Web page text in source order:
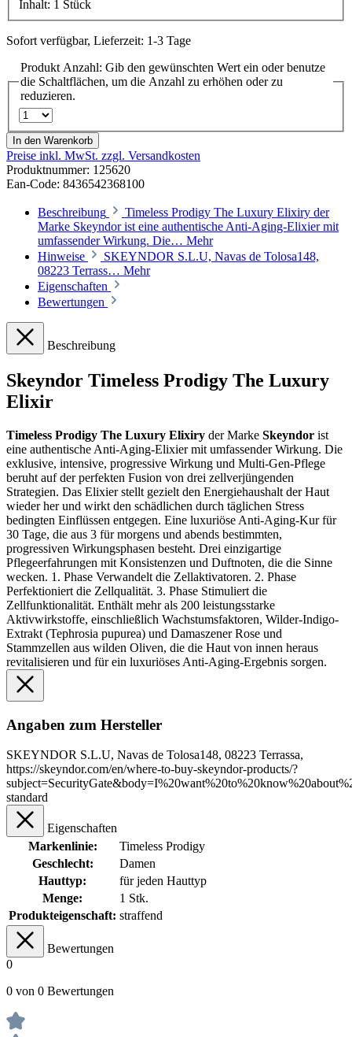
Inhalt: 1 Stück
Sofort verfügbar, Lieferzeit: 1-3 Tage
Produkt Anzahl: Gib den gewünschten Wert ein oder benutze
die Schaltflächen, um die Anzahl zu erhöhen oder zu
reduzieren.
In den Warenkorb
Preise inkl. MwSt. zzgl. Versandkosten
Produktnummer: 125620
Ean-Code: 8436542368100
Beschreibung
Timeless Prodigy The Luxury Elixiry der
Marke Skeyndor ist eine authentische Anti-Aging-Elixier mit
umfassender Wirkung. Die… Mehr
Hinweise
SKEYNDOR S.L.U, Navas de Tolosa148,
08223 Terrass… Mehr
Eigenschaften
Bewertungen
Beschreibung
Skeyndor Timeless Prodigy The Luxury
Elixir
Timeless Prodigy The Luxury Elixiry der Marke Skeyndor ist
eine authentische Anti-Aging-Elixier mit umfassender Wirkung. Die
exklusive, intensive, progressive Wirkung und Multi-Gen-Pflege
beruht auf der perfekten Fusion von drei zellverjüngenden
Strategien. Das Elixier stellt gezielt den Energiehaushalt der Haut
wieder her und wirkt den schädlichen durch täglichen Stress
bedingten Einflüssen entgegen. Eine luxuriöse Anti-Aging-Kur für
30 Tage, die aus 3 für morgens und abends bestimmten,
progressiven Wirkungsphasen besteht. Drei einzigartige
Pflegeerfahrungen mit Konsistenzen und Duftnoten, die die Sinne
wecken. 1. Phase Verwandelt die Zellaktivatoren. 2. Phase
Perfektioniert die Zellqualität. 3. Phase Stimuliert die
Zellfunktionalität. Enthält mehr als 200 leistungsstarke
Aktivwirkstoffe, einschließlich Wachstumsfaktoren, Wilder-Indigo-
Extrakt (Tephrosia pupurea) und Damaszener Rose und
Stammzellen aus wilden Oliven, die die Haut von innen heraus
revitalisieren und für ein luxuriöses Anti-Aging-Ergebnis sorgen.
Angaben zum Hersteller
SKEYNDOR S.L.U, Navas de Tolosa148, 08223 Terrassa,
https://skeyndor.com/en/where-to-buy-skeyndor-products/?
standard
Eigenschaften
Markenlinie:
Timeless Prodigy
Geschlecht:
Damen
Hauttyp:
für jeden Hauttyp
Menge:
1 Stk.
Produkteigenschaft: straffend
Bewertungen
0
0 von 0 Bewertungen